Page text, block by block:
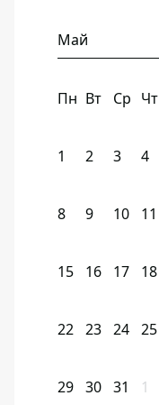
Май
Пн Вт Ср Чт
1 2 3 4
8 9 10 11
15 16 17 18
22 23 24 25
29 30 31 1